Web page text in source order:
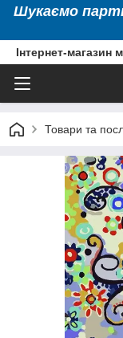
Шукаємо
Інтернет-магазин
Товари та